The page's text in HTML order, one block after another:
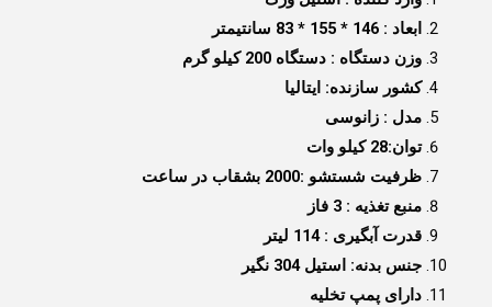
امتیازدهی
مشتریابعاد : 146 * 155 * 83 سانتیمتر
وزن دستگاه : دستگاه 200 کیلو گرم
کشور سازنده: ایتالیا
مدل : زانوسی
توان:28 کیلو وات
ظرفیت شستشو :2000 بشقاب در ساعت
منبع تغذیه : 3 فاز
قدرت آبگیری :114 لیتر
جنس بدنه: استیل 304 نگیر
دارای پمپ تخلیه